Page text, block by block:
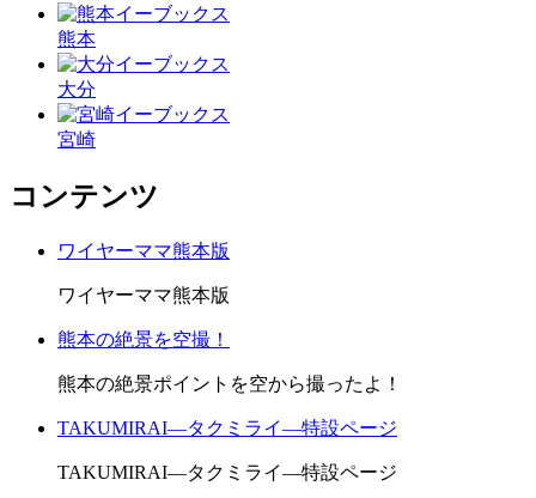
熊本
大分
宮崎
コンテンツ
ワイヤーママ熊本版
ワイヤーママ熊本版
熊本の絶景を空撮！
熊本の絶景ポイントを空から撮ったよ！
TAKUMIRAI―タクミライ―特設ページ
TAKUMIRAI―タクミライ―特設ページ